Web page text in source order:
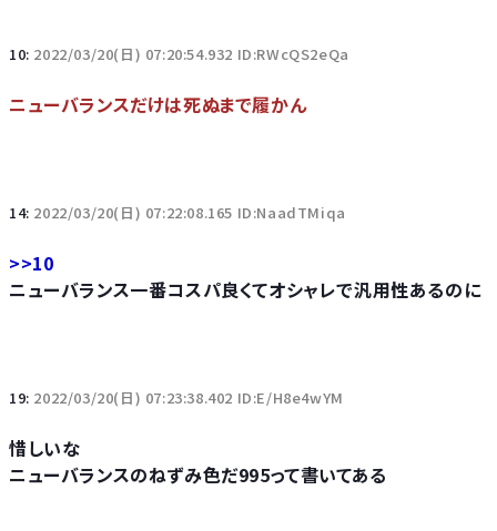
10: 2022/03/20(日) 07:20:54.932 ID:RWcQS2eQa
ニューバランスだけは死ぬまで履かん
14: 2022/03/20(日) 07:22:08.165 ID:NaadTMiqa
>>10
ニューバランス一番コスパ良くてオシャレで汎用性あるのに
19: 2022/03/20(日) 07:23:38.402 ID:E/H8e4wYM
惜しいな
ニューバランスのねずみ色だ995って書いてある